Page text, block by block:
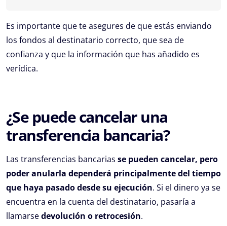
Es importante que te asegures de que estás enviando
los fondos al destinatario correcto, que sea de
confianza y que la información que has añadido es
verídica.
¿Se puede cancelar una
transferencia bancaria?
Las transferencias bancarias se pueden cancelar, pero
poder anularla dependerá principalmente del tiempo
que haya pasado desde su ejecución. Si el dinero ya se
encuentra en la cuenta del destinatario, pasaría a
llamarsedevolución o retrocesión.